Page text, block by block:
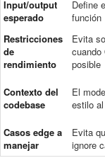
Input/output
esperado
Define
función
Restricciones
de
rendimiento
Evita
cuando
posible
Contexto del
codebase
El
estilo
Casos edge a
manejar
Evita
ignore